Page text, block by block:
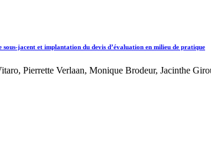
jacent et implantation du devis d’évaluation en milieu de pratique
Pierrette Verlaan, Monique Brodeur, Jacinthe